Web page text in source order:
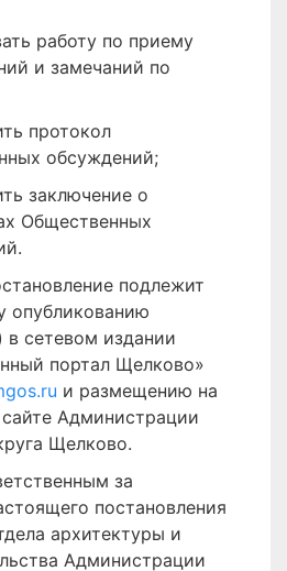
работу по приему
и замечаний по
протокол
обсуждений;
заключение о
Общественных
подлежит
опубликованию
сетевом издании
портал Щелково»
и размещению на
Администрации
Щелково.
за
постановления
архитектуры и
Администрации